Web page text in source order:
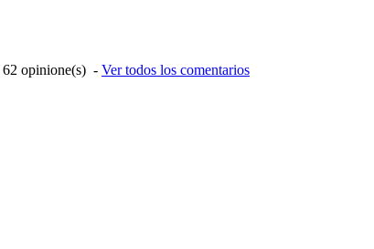
62 opinione(s) - Ver todos los comentarios